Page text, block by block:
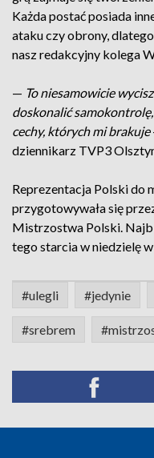
Każda postać posiada
ataku czy obrony,
nasz redakcyjny kolega
— To niesamowicie
doskonalić
cechy, których mi brakuje
dziennikarz TVP3
Reprezentacja Polski do
przygotowywała się
Mistrzostwa Polski.
tego starcia w niedzielę
#ulegli #jedynie
#srebrem